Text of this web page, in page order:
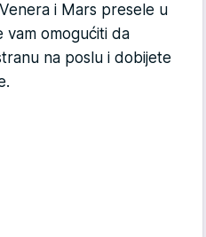
i Mars presele u
vam omogućiti da
na poslu i dobijete